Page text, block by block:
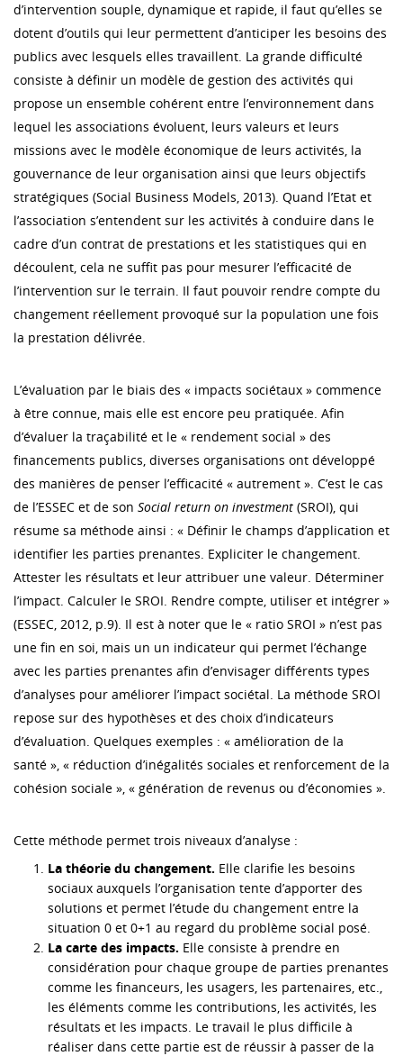
d’intervention souple, dynamique et rapide, il faut qu’elles se
dotent d’outils qui leur permettent d’anticiper les besoins des
publics avec lesquels elles travaillent. La grande difficulté
consiste à définir un modèle de gestion des activités qui
propose un ensemble cohérent entre l’environnement dans
lequel les associations évoluent, leurs valeurs et leurs
missions avec le modèle économique de leurs activités, la
gouvernance de leur organisation ainsi que leurs objectifs
stratégiques (Social Business Models, 2013). Quand l’Etat et
l’association s’entendent sur les activités à conduire dans le
cadre d’un contrat de prestations et les statistiques qui en
découlent, cela ne suffit pas pour mesurer l’efficacité de
l’intervention sur le terrain. Il faut pouvoir rendre compte du
changement réellement provoqué sur la population une fois
la prestation délivrée.
L’évaluation par le biais des « impacts sociétaux » commence
à être connue, mais elle est encore peu pratiquée. Afin
d’évaluer la traçabilité et le « rendement social » des
financements publics, diverses organisations ont développé
des manières de penser l’efficacité « autrement ». C’est le cas
de l’ESSEC et de son Social return on investment (SROI), qui
résume sa méthode ainsi : « Définir le champs d’application et
identifier les parties prenantes. Expliciter le changement.
Attester les résultats et leur attribuer une valeur. Déterminer
l’impact. Calculer le SROI. Rendre compte, utiliser et intégrer »
(ESSEC, 2012, p.9). Il est à noter que le « ratio SROI » n’est pas
une fin en soi, mais un un indicateur qui permet l’échange
avec les parties prenantes afin d’envisager différents types
d’analyses pour améliorer l’impact sociétal. La méthode SROI
repose sur des hypothèses et des choix d’indicateurs
d’évaluation. Quelques exemples : « amélioration de la
santé », « réduction d’inégalités sociales et renforcement de la
cohésion sociale », « génération de revenus ou d’économies ».
Cette méthode permet trois niveaux d’analyse :
La théorie du changement. Elle clarifie les besoins
sociaux auxquels l’organisation tente d’apporter des
solutions et permet l’étude du changement entre la
situation 0 et 0+1 au regard du problème social posé.
La carte des impacts. Elle consiste à prendre en
considération pour chaque groupe de parties prenantes
comme les financeurs, les usagers, les partenaires, etc.,
les éléments comme les contributions, les activités, les
résultats et les impacts. Le travail le plus difficile à
réaliser dans cette partie est de réussir à passer de la